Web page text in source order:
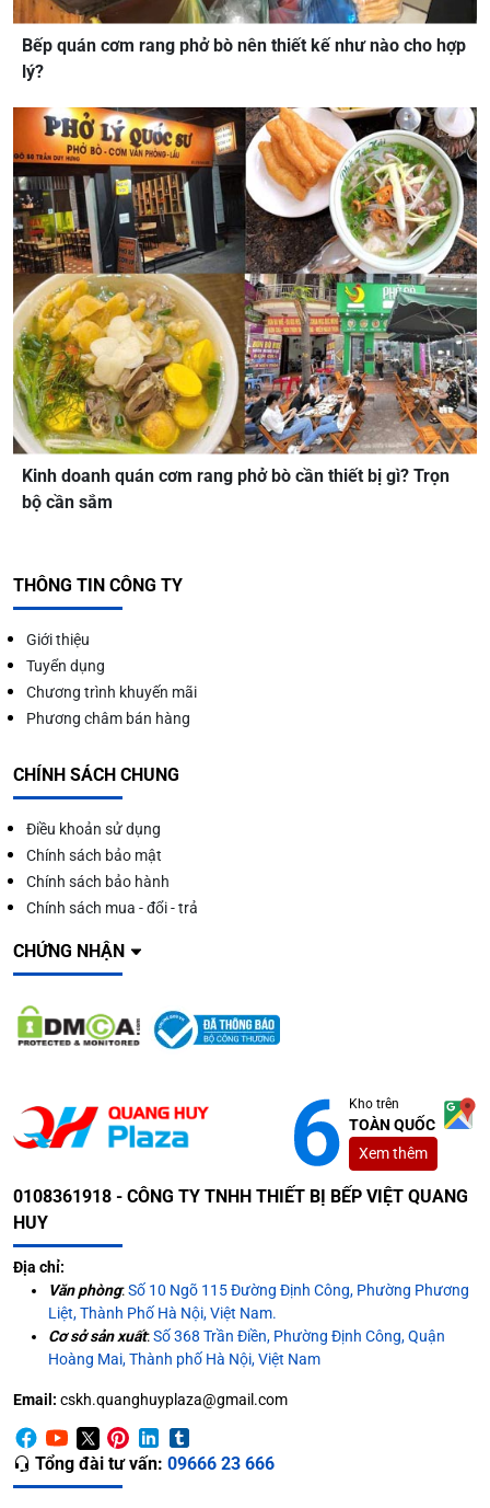
Bếp quán cơm rang phở bò nên thiết kế như nào cho hợp
lý?
Kinh doanh quán cơm rang phở bò cần thiết bị gì? Trọn
bộ cần sắm
THÔNG TIN CÔNG TY
Giới thiệu
Tuyển dụng
Chương trình khuyến mãi
Phương châm bán hàng
CHÍNH SÁCH CHUNG
Điều khoản sử dụng
Chính sách bảo mật
Chính sách bảo hành
Chính sách mua - đổi - trả
CHỨNG NHẬN
Kho trên
TOÀN QUỐC
Xem thêm
0108361918 - CÔNG TY TNHH THIẾT BỊ BẾP VIỆT QUANG
HUY
Địa chỉ:
Văn phòng:Số 10 Ngõ 115 Đường Định Công, Phường Phương
Liệt, Thành Phố Hà Nội, Việt Nam.
Cơ sở sản xuất:Số 368 Trần Điền, Phường Định Công, Quận
Hoàng Mai, Thành phố Hà Nội, Việt Nam
Email: cskh.quanghuyplaza@gmail.com
Tổng đài tư vấn: 09666 23 666